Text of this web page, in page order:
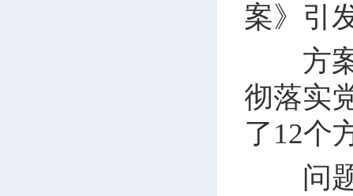
案》引
方案
彻落实
了12个
问题